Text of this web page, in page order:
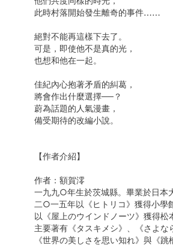
此時村落開始發生離奇的事件……
絕對不能再這樣下去了。
可是，即使他不是真的光，
也想和他在一起。
佳紀內心抱著矛盾的糾葛，
將會作出什麼選擇──？
蔚為話題的人氣漫畫，
備受期待的改編小說。
【作者介紹】
作者：額賀澪
一九九○年生於茨城縣。畢業於日本
二○一五年以《ヒトリコ》獲得小學
以《屋上のウインドノーツ》獲得松
主要著有《タスキメシ》、《さよな
《世界の美しさを思い知れ》與《跳